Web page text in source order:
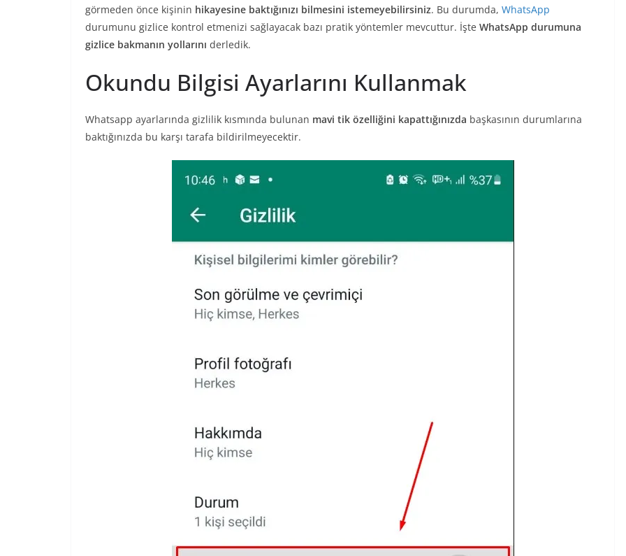
görmeden önce kişinin hikayesine baktığınızı bilmesini istemeyebilirsiniz. Bu durumda, WhatsApp
durumunu gizlice kontrol etmenizi sağlayacak bazı pratik yöntemler mevcuttur. İşte WhatsApp durumuna
gizlice bakmanın yollarını derledik.
Okundu Bilgisi Ayarlarını Kullanmak
Whatsapp ayarlarında gizlilik kısmında bulunan mavi tik özelliğini kapattığınızda başkasının durumlarına
baktığınızda bu karşı tarafa bildirilmeyecektir.